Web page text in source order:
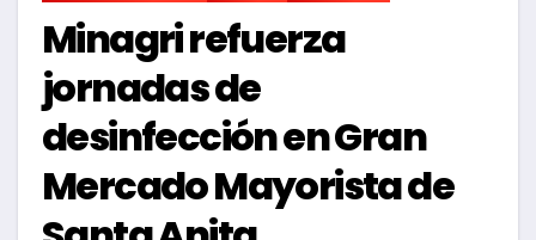
Minagri refuerza
jornadas de
desinfección en Gran
Mercado Mayorista de